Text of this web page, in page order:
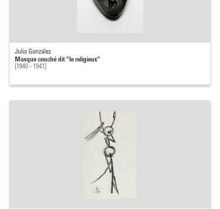
Julio González
Masque couché dit "le religieux"
[1940 - 1941]